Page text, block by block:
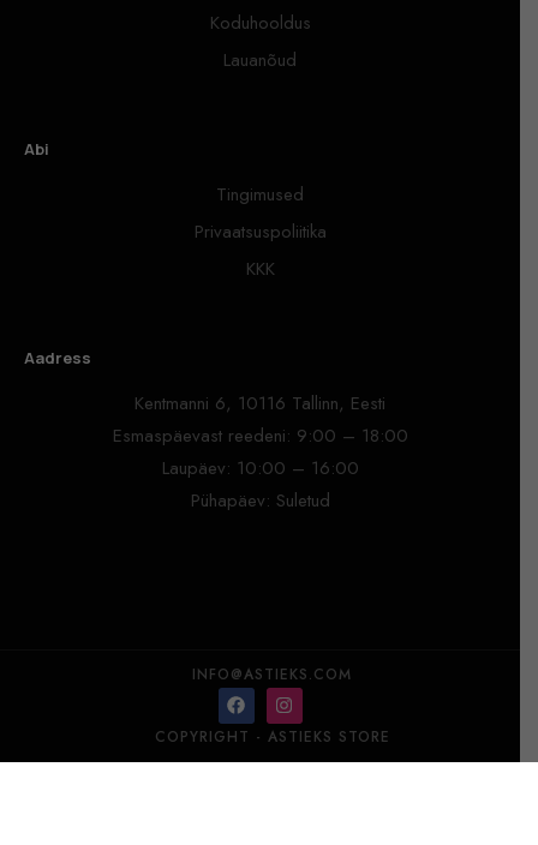
Koduhooldus
Lauanõud
Abi
Tingimused
Privaatsuspoliitika
KKK
Aadress
Kentmanni 6, 10116 Tallinn, Eesti
Esmaspäevast reedeni: 9:00 – 18:00
Laupäev: 10:00 – 16:00
Pühapäev: Suletud
INFO@ASTIEKS.COM
COPYRIGHT - ASTIEKS STORE